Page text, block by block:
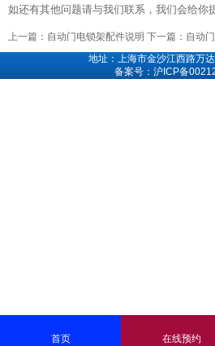
如还有其他问题请与我们联系，我们会给你
上一篇： 自动门电锁架配件说明 下一篇： 自动
地址：上海市金沙江西路万
备案号：沪ICP备
首页 在线预约